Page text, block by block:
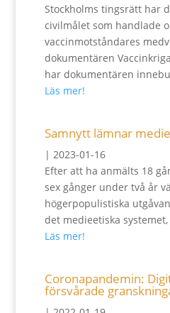
Stockholms tingsrätt har
civilmålet som handlade
vaccinmotståndares
dokumentären
har dokumentären
Läs mer!
Samnytt lämnar
| 2023-01-16
Efter att ha anmälts 18
sex gånger under två år
högerpopulistiska
det medieetiska
Läs mer!
Coronapandemin:
försvårade